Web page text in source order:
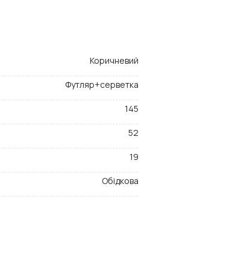
Коричневий
Футляр+серветка
145
52
19
Обідкова